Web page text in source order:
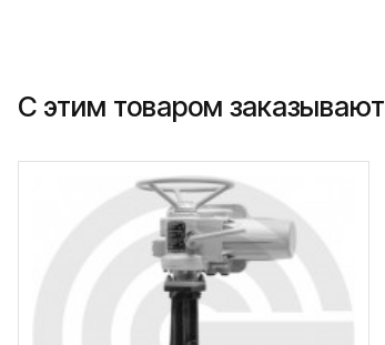
С этим товаром заказывают